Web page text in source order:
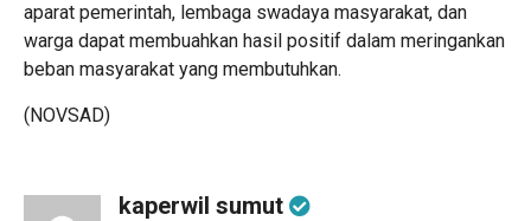
aparat pemerintah, lembaga swadaya masyarakat, dan
warga dapat membuahkan hasil positif dalam meringankan
beban masyarakat yang membutuhkan.
(NOVSAD)
kaperwil sumut